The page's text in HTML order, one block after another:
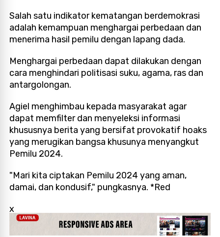
Salah satu indikator kematangan berdemokrasi
adalah kemampuan menghargai perbedaan dan
menerima hasil pemilu dengan lapang dada.
Menghargai perbedaan dapat dilakukan dengan
cara menghindari politisasi suku, agama, ras dan
antargolongan.
Agiel menghimbau kepada masyarakat agar
dapat memfilter dan menyeleksi informasi
khususnya berita yang bersifat provokatif hoaks
yang merugikan bangsa khusunya menyangkut
Pemilu 2024.
"Mari kita ciptakan Pemilu 2024 yang aman,
damai, dan kondusif," pungkasnya. *Red
x